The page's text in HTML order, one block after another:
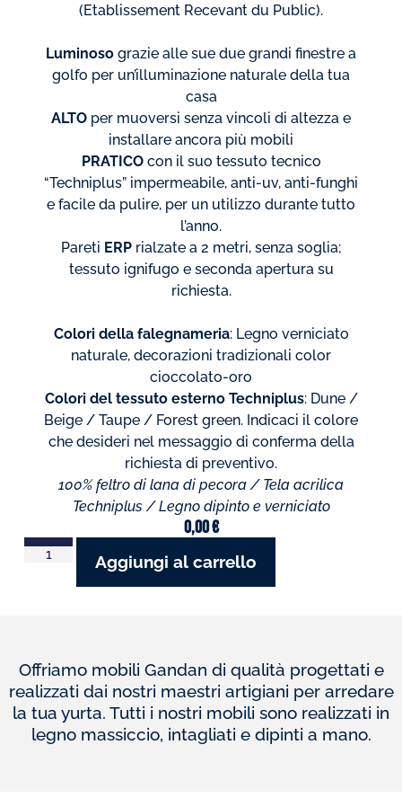
(Etablissement Recevant du Public).
Luminoso grazie alle sue due grandi finestre a
golfo per un’illuminazione naturale della tua
casa
ALTO per muoversi senza vincoli di altezza e
installare ancora più mobili
PRATICOcon il suo tessuto tecnico
“Techniplus” impermeabile, anti-uv, anti-funghi
e facile da pulire, per un utilizzo durante tutto
l’anno.
Pareti ERPrialzate a 2 metri, senza soglia;
tessuto ignifugo e seconda apertura su
richiesta.
Colori della falegnameria: Legno verniciato
naturale, decorazioni tradizionali color
cioccolato-oro
Colori del tessuto esterno Techniplus: Dune /
Beige / Taupe / Forest green. Indicaci il colore
che desideri nel messaggio di conferma della
richiesta di preventivo.
100% feltro di lana di pecora / Tela acrilica
Techniplus / Legno dipinto e verniciato
0,00€
Aggiungi al carrello
Offriamo mobili Gandan di qualità progettati e
realizzati dai nostri maestri artigiani per arredare
la tua yurta. Tutti i nostri mobili sono realizzati in
legno massiccio, intagliati e dipinti a mano.